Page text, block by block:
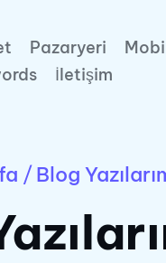
Pazaryeri
İletişim
/Blog